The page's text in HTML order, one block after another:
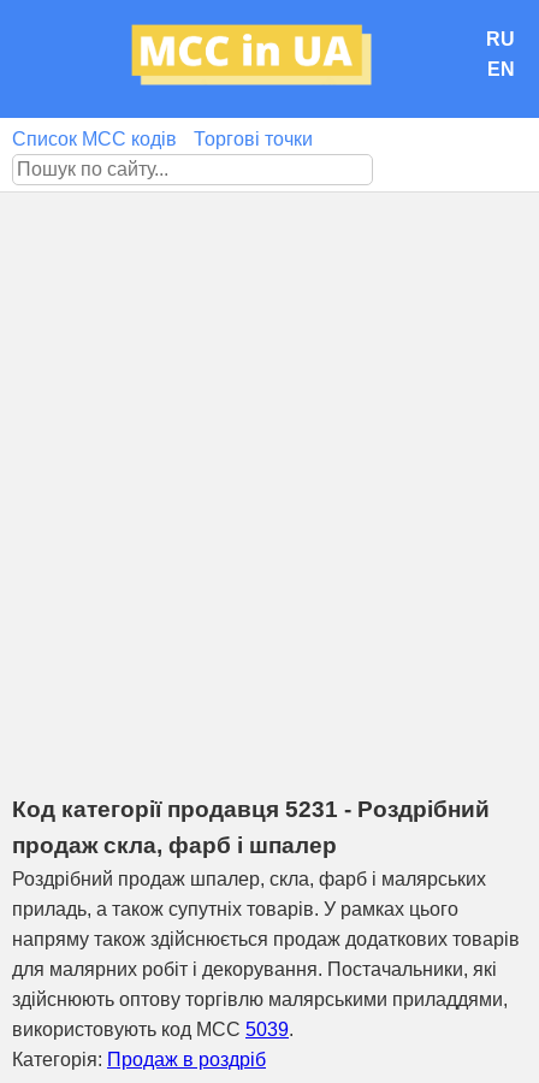
RU
EN
Список MCC кодів Торгові точки
Код категорії продавця 5231 - Роздрібний
продаж скла, фарб і шпалер
Роздрібний продаж шпалер, скла, фарб і малярських
приладь, а також супутніх товарів. У рамках цього
напряму також здійснюється продаж додаткових товарів
для малярних робіт і декорування. Постачальники, які
здійснюють оптову торгівлю малярськими приладдями,
використовують код MCC 5039.
Категорія: Продаж в роздріб